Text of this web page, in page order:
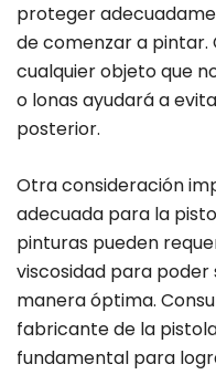
proteger
de comenzar a pintar.
cualquier objeto que
o lonas ayudará a
posterior.
Otra consideración
adecuada para la
pinturas pueden
viscosidad para poder
manera óptima.
fabricante de la
fundamental para